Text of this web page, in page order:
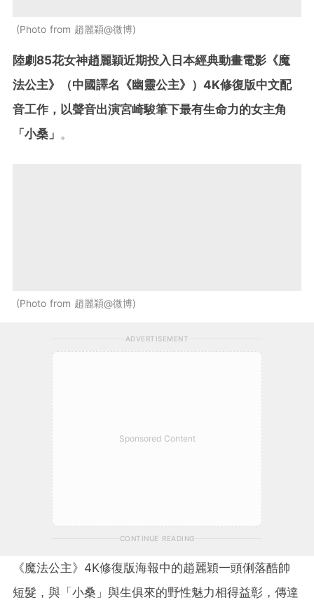
Photo from 趙麗穎@微博
陸劇85花女神趙麗穎近期投入日本經典動畫電影《魔
法公主》（中國譯名《幽靈公主》）4K修復版中文配
音工作，以聲音出演宮崎駿筆下最有生命力的女主角
「小桑」 。
Photo from 趙麗穎@微博
ADVERTISEMENT
Sponsored Content
CONTINUE READING
《魔法公主》4K修復版海報中的趙麗穎一頭俐落酷帥
短髮，與「小桑」與生俱來的野性魅力相得益彰，傳達